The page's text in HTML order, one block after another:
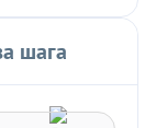
шага